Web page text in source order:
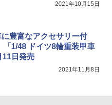
2021年10月15日
豊富なアクセサリー付
「1/48 ドイツ8輪重装甲車
11日発売
2021年11月8日